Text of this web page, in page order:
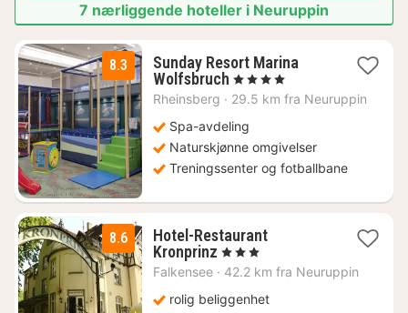
7 nærliggende hoteller i Neuruppin
8.3
Sunday Resort Marina
Wolfsbruch 2
netter
1089
kr.
, 4 Stjerner
Rheinsberg · 29.5 km fra Neuruppin
Spa-avdeling
Naturskjønne omgivelser
Treningssenter og fotballbane
8.6
Hotel-Restaurant
Kronprinz 1
natt
1393
, 3 Stjerner
Falkensee · 42.2 km fra Neuruppin
rolig beliggenhet